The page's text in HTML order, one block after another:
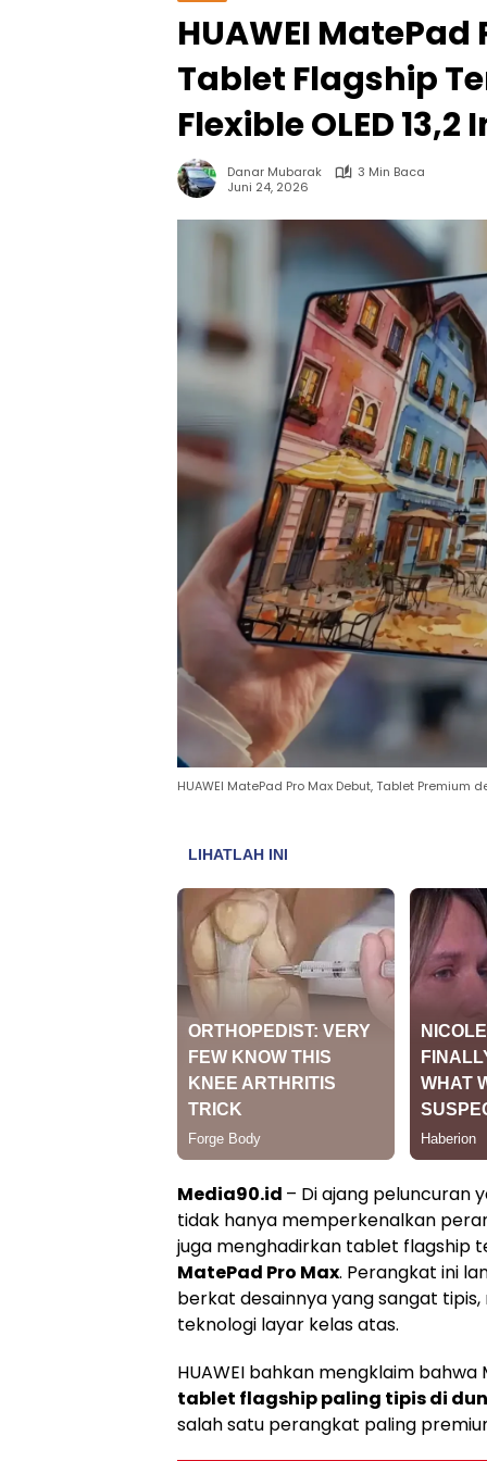
HUAWEI
Tablet Flagship
Flexible OLED 13,2
Danar Mubarak
3 Min Baca
Juni 24, 2026
HUAWEI MatePad Pro Max Debut, Tablet Premium
Media90.id – Di ajang peluncuran
tidak hanya memperkenalkan
juga menghadirkan tablet flagship
MatePad Pro Max. Perangkat ini
berkat desainnya yang sangat
teknologi layar kelas atas.
HUAWEI bahkan mengklaim
tablet flagship paling tipis di
salah satu perangkat paling